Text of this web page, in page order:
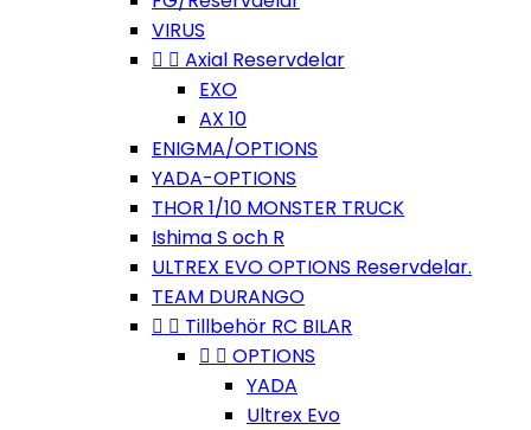
VIRUS
  Axial Reservdelar
EXO
AX 10
ENIGMA/OPTIONS
YADA-OPTIONS
THOR 1/10 MONSTER TRUCK
Ishima S och R
ULTREX EVO OPTIONS Reservdelar.
TEAM DURANGO
  Tillbehör RC BILAR
  OPTIONS
YADA
Ultrex Evo